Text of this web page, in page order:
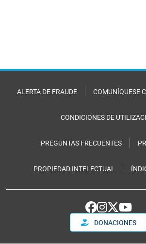
ALERTA DE FRAUDE COMUNÍQUESE
CONDICIONES DE
PREGUNTAS FRECUENTES
PROPIEDAD INTELECTUAL
DONACIONES